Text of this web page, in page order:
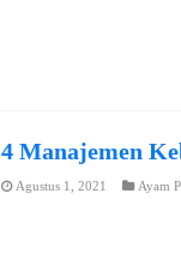
4 Manajemen
Agustus 1, 2021 Ayam